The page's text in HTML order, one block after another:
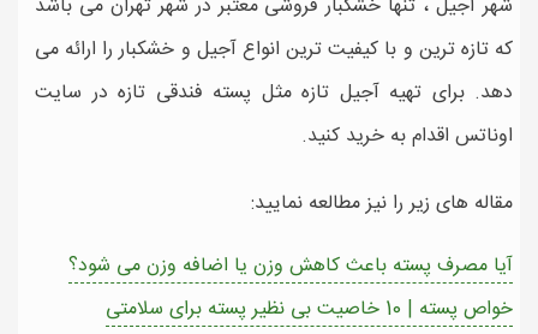
که تازه ترین و با کیفیت ترین انواع آجیل و خشکبار را ارائه می
دهد. برای تهیه آجیل تازه مثل پسته فندقی تازه در سایت
اوناتس اقدام به خرید کنید.
مقاله های زیر را نیز مطالعه نمایید:
آیا مصرف پسته باعث کاهش وزن یا اضافه وزن می شود؟
خواص پسته | 10 خاصیت بی نظیر پسته برای سلامتی